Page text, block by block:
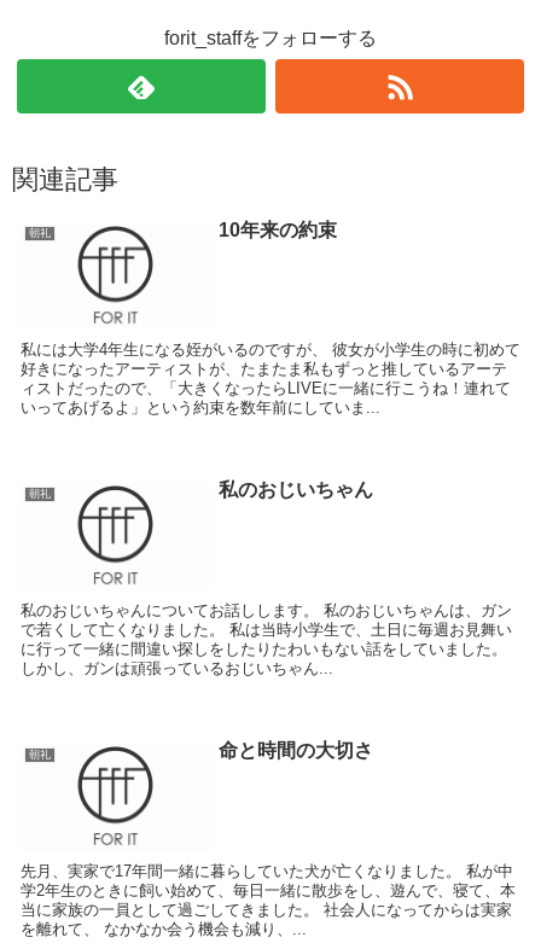
forit_staffをフォローする
関連記事
朝礼 10年来の約束
私には大学4年生になる姪がいるのですが、 彼女が小学生の時に初めて
好きになったアーティストが、たまたま私もずっと推しているアーテ
ィストだったので、「大きくなったらLIVEに一緒に行こうね！連れて
いってあげるよ」という約束を数年前にしていま...
朝礼 私のおじいちゃん
私のおじいちゃんについてお話しします。 私のおじいちゃんは、ガン
で若くして亡くなりました。 私は当時小学生で、土日に毎週お見舞い
に行って一緒に間違い探しをしたりたわいもない話をしていました。
しかし、ガンは頑張っているおじいちゃん...
朝礼 命と時間の大切さ
先月、実家で17年間一緒に暮らしていた犬が亡くなりました。 私が中
学2年生のときに飼い始めて、毎日一緒に散歩をし、遊んで、寝て、本
当に家族の一員として過ごしてきました。 社会人になってからは実家
を離れて、 なかなか会う機会も減り、...